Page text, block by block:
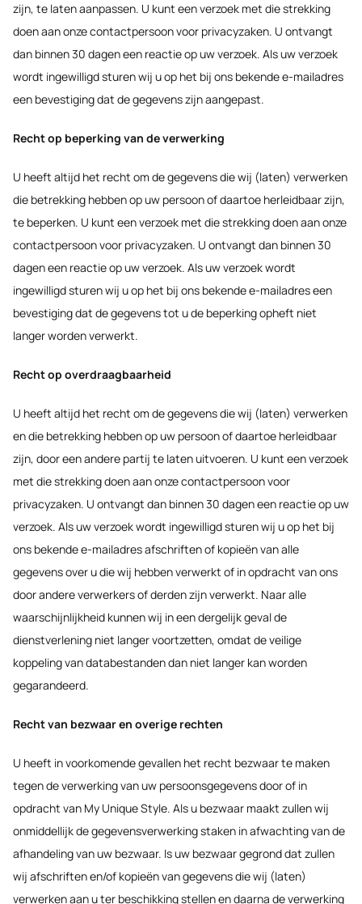
zijn, te laten aanpassen. U kunt een verzoek met die strekking
doen aan onze contactpersoon voor privacyzaken. U ontvangt
dan binnen 30 dagen een reactie op uw verzoek. Als uw verzoek
wordt ingewilligd sturen wij u op het bij ons bekende e-mailadres
een bevestiging dat de gegevens zijn aangepast.
Recht op beperking van de verwerking
U heeft altijd het recht om de gegevens die wij (laten) verwerken
die betrekking hebben op uw persoon of daartoe herleidbaar zijn,
te beperken. U kunt een verzoek met die strekking doen aan onze
contactpersoon voor privacyzaken. U ontvangt dan binnen 30
dagen een reactie op uw verzoek. Als uw verzoek wordt
ingewilligd sturen wij u op het bij ons bekende e-mailadres een
bevestiging dat de gegevens tot u de beperking opheft niet
langer worden verwerkt.
Recht op overdraagbaarheid
U heeft altijd het recht om de gegevens die wij (laten) verwerken
en die betrekking hebben op uw persoon of daartoe herleidbaar
zijn, door een andere partij te laten uitvoeren. U kunt een verzoek
met die strekking doen aan onze contactpersoon voor
privacyzaken. U ontvangt dan binnen 30 dagen een reactie op uw
verzoek. Als uw verzoek wordt ingewilligd sturen wij u op het bij
ons bekende e-mailadres afschriften of kopieën van alle
gegevens over u die wij hebben verwerkt of in opdracht van ons
door andere verwerkers of derden zijn verwerkt. Naar alle
waarschijnlijkheid kunnen wij in een dergelijk geval de
dienstverlening niet langer voortzetten, omdat de veilige
koppeling van databestanden dan niet langer kan worden
gegarandeerd.
Recht van bezwaar en overige rechten
U heeft in voorkomende gevallen het recht bezwaar te maken
tegen de verwerking van uw persoonsgegevens door of in
opdracht van My Unique Style. Als u bezwaar maakt zullen wij
onmiddellijk de gegevensverwerking staken in afwachting van de
afhandeling van uw bezwaar. Is uw bezwaar gegrond dat zullen
wij afschriften en/of kopieën van gegevens die wij (laten)
verwerken aan u ter beschikking stellen en daarna de verwerking